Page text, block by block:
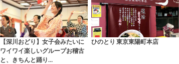
【深川おどり】女子会みたいに
ワイワイ楽しいグループお稽古
と、きちんと踊り…
ひのとり 東京東陽町本店